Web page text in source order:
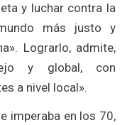
y luchar contra la
más justo y
Lograrlo, admite,
y global, con
a nivel local».
imperaba en los 70,